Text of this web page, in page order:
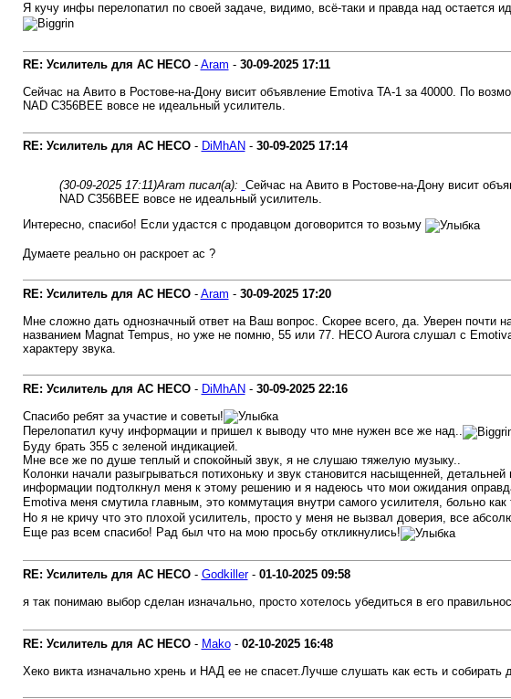
Я кучу инфы перелопатил по своей задаче, видимо, всё-таки и правда над остается
RE: Усилитель для AC HECO- Aram - 30-09-2025 17:11
Сейчас на Авито в Ростове-на-Дону висит объявление Emotiva TA-1 за 40000. По
NAD C356BEE вовсе не идеальный усилитель.
RE: Усилитель для AC HECO- DiMhAN - 30-09-2025 17:14
(30-09-2025 17:11)Aram писал(а): Сейчас на Авито в Ростове-на-Дону висит
NAD C356BEE вовсе не идеальный усилитель.
Интересно, спасибо! Если удастся с продавцом договорится то возьму
Думаете реально он раскроет ас ?
RE: Усилитель для AC HECO- Aram - 30-09-2025 17:20
Мне сложно дать однозначный ответ на Ваш вопрос. Скорее всего, да. Уверен
названием Magnat Tempus, но уже не помню, 55 или 77. HECO Aurora слушал с
характеру звука.
RE: Усилитель для AC HECO- DiMhAN- 30-09-2025 22:16
Спасибо ребят за участие и советы!
Перелопатил кучу информации и пришел к выводу что мне нужен все же над..
Буду брать 355 с зеленой индикацией.
Мне все же по душе теплый и спокойный звук, я не слушаю тяжелую музыку..
Колонки начали разыгрываться потихоньку и звук становится насыщенней,
информации подтолкнул меня к этому решению и я надеюсь что мои ожидания
Emotiva меня смутила главным, это коммутация внутри самого усилителя, больно
Но я не кричу что это плохой усилитель, просто у меня не вызвал доверия, все
Еще раз всем спасибо! Рад был что на мою просьбу откликнулись!
RE: Усилитель для AC HECO- Godkiller- 01-10-2025 09:58
я так понимаю выбор сделан изначально, просто хотелось убедиться в его
RE: Усилитель для AC HECO- Mako- 02-10-2025 16:48
Хеко викта изначально хрень и НАД ее не спасет.Лучше слушать как есть и